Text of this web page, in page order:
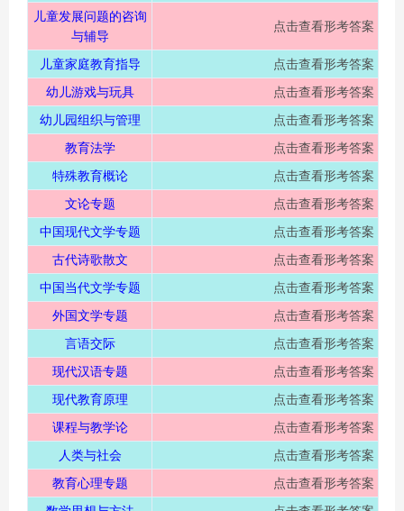
儿童发展问题的咨询
与辅导
点击查看形考答案
儿童家庭教育指导
点击查看形考答案
幼儿游戏与玩具
点击查看形考答案
幼儿园组织与管理
点击查看形考答案
教育法学
点击查看形考答案
特殊教育概论
点击查看形考答案
文论专题
点击查看形考答案
中国现代文学专题
点击查看形考答案
古代诗歌散文
点击查看形考答案
中国当代文学专题
点击查看形考答案
外国文学专题
点击查看形考答案
言语交际
点击查看形考答案
现代汉语专题
点击查看形考答案
现代教育原理
点击查看形考答案
课程与教学论
点击查看形考答案
人类与社会
点击查看形考答案
教育心理专题
点击查看形考答案